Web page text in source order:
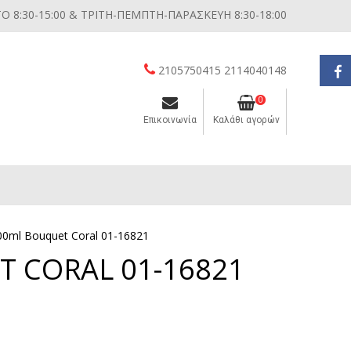
8:30-15:00 & ΤΡΙΤΗ-ΠΕΜΠΤΗ-ΠΑΡΑΣΚΕΥΗ 8:30-18:00
2105750415 2114040148
Επικοινωνία
0
Καλάθι αγορών
Bouquet Coral 01-16821
CORAL 01-16821